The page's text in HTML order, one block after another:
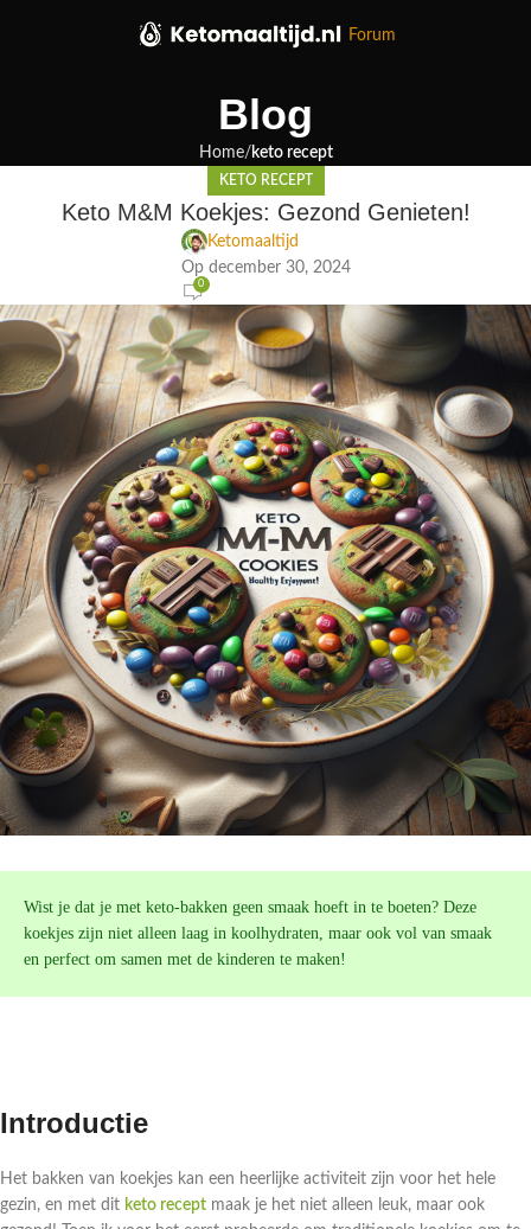
Forum
Blog
Home keto recept
KETO RECEPT
Keto M&M Koekjes: Gezond Genieten!
Ketomaaltijd
Op december 30, 2024
0
Wist je dat je met keto-bakken geen smaak hoeft in te boeten? Deze
koekjes zijn niet alleen laag in koolhydraten, maar ook vol van smaak
en perfect om samen met de kinderen te maken!
Introductie
Het bakken van koekjes kan een heerlijke activiteit zijn voor het hele
gezin, en met dit keto recept maak je het niet alleen leuk, maar ook